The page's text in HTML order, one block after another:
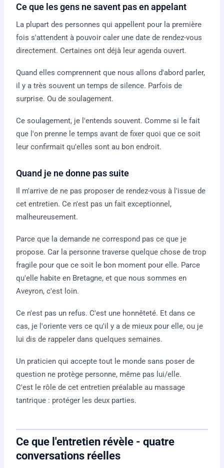
Ce que les gens ne savent pas en appelant
La plupart des personnes qui appellent pour la première
fois s'attendent à pouvoir caler une date de rendez-vous
directement. Certaines ont déjà leur agenda ouvert.
Quand elles comprennent que nous allons d'abord parler,
il y a très souvent un temps de silence. Parfois de
surprise. Ou de soulagement.
Ce soulagement, je l'entends souvent. Comme si le fait
que l'on prenne le temps avant de fixer quoi que ce soit
leur confirmait qu'elles sont au bon endroit.
Quand je ne donne pas suite
Il m'arrive de ne pas proposer de rendez-vous à l'issue de
cet entretien. Ce n'est pas un fait exceptionnel,
malheureusement.
Parce que la demande ne correspond pas ce que je
propose. Car la personne traverse quelque chose de trop
fragile pour que ce soit le bon moment pour elle. Parce
qu'elle habite en Bretagne, et que nous sommes en
Aveyron, c'est loin.
Ce n'est pas un refus. C'est une honnêteté. Et dans ce
cas, je l'oriente vers ce qu'il y a de mieux pour elle, ou je
lui dis de rappeler dans quelques semaines.
Un praticien qui accepte tout le monde sans poser de
question ne protège personne, même pas lui/elle.
C'est le rôle de cet entretien préalable au massage
tantrique : protéger les deux parties.
Ce que l'entretien révèle - quatre
conversations réelles